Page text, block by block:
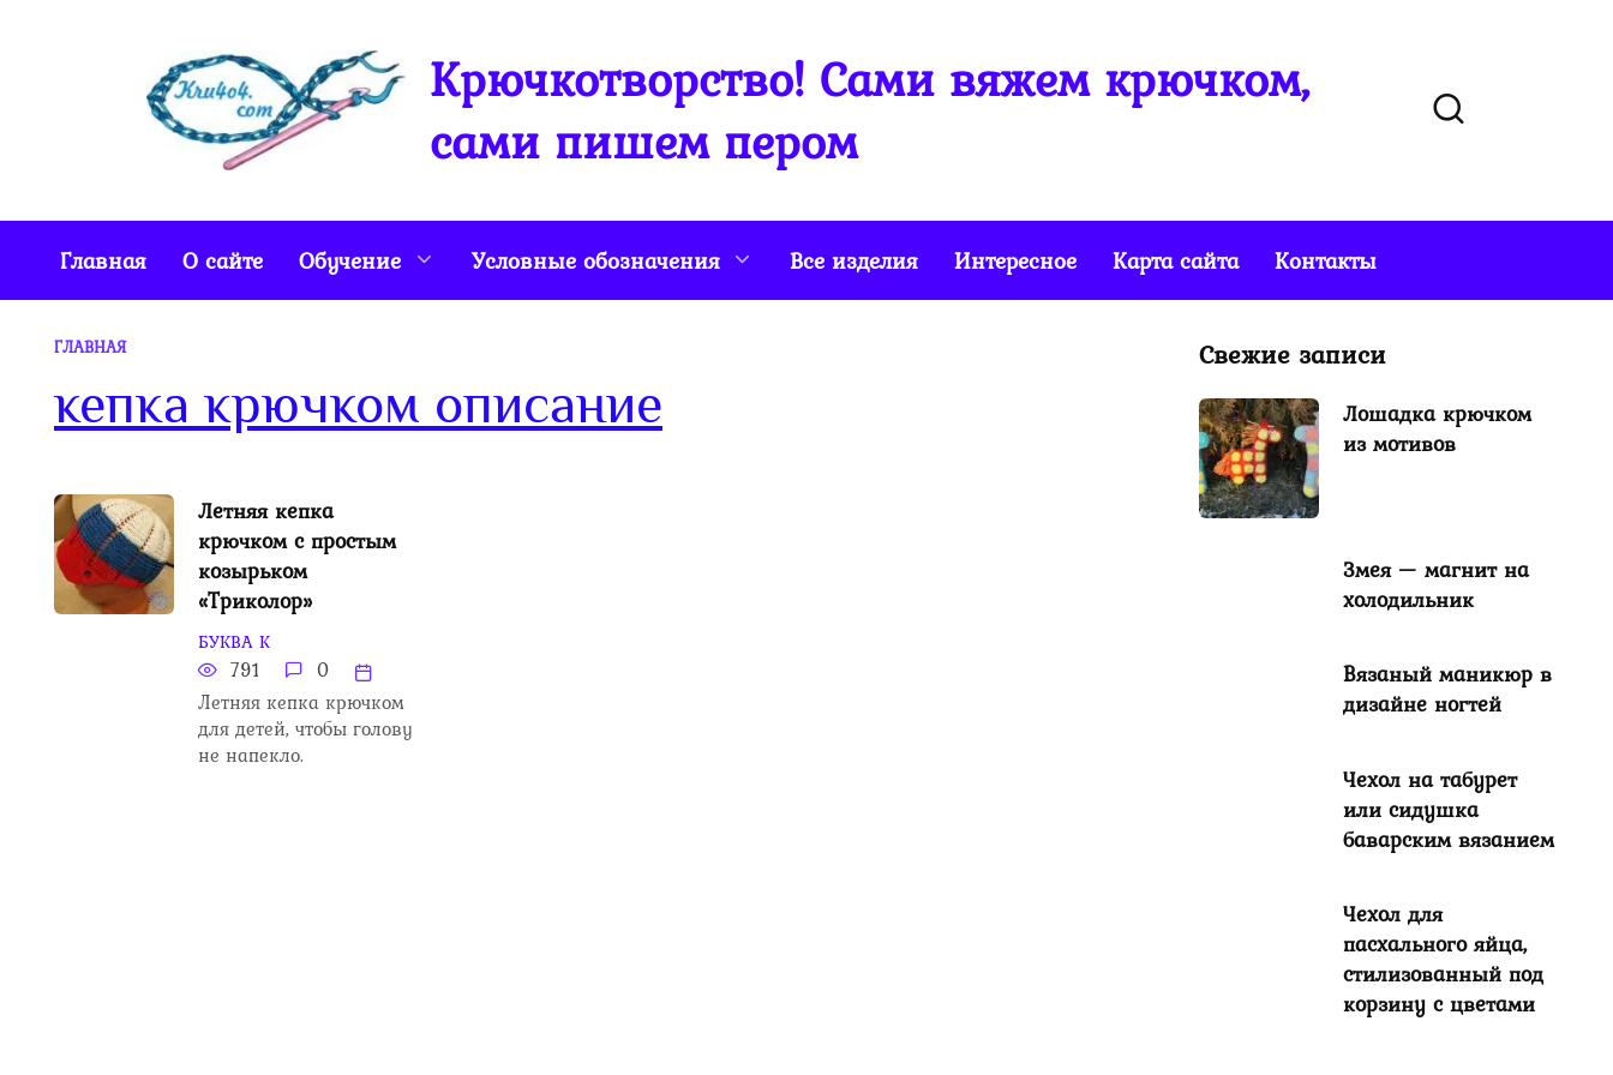
Крючкотворство! Сами вяжем крючком,
сами пишем пером
Главная О сайте Обучение Условные обозначения Все изделия Интересное Карта сайта Контакты
ГЛАВНАЯ
кепка крючком описание
Летняя кепка
крючком с простым
козырьком
«Триколор»
БУКВА К
791
0
Летняя кепка крючком
для детей, чтобы голову
не напекло.
Свежие записи
Лошадка крючком
из мотивов
Змея — магнит на
холодильник
Вязаный маникюр в
дизайне ногтей
Чехол на табурет
или сидушка
баварским вязанием
Чехол для
пасхального яйца,
стилизованный под
корзину с цветами